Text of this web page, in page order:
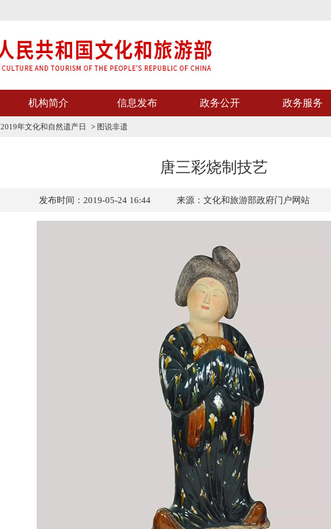
机构简介 信息发布 政务公开 政务服务
2019年文化和自然遗产日 > 图说非遗
唐三彩烧制技艺
发布时间：2019-05-24 16:44 来源：文化和旅游部政府门户网站